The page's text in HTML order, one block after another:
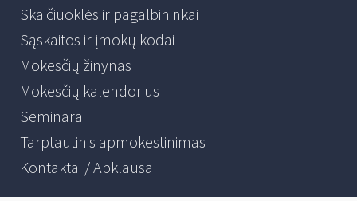
Skaičiuoklės ir pagalbininkai
Sąskaitos ir įmokų kodai
Mokesčių žinynas
Mokesčių kalendorius
Seminarai
Tarptautinis apmokestinimas
Kontaktai / Apklausa